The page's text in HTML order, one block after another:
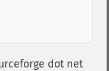
dot net¶